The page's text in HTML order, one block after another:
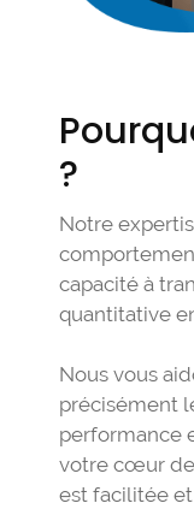
?
Notre
capacité à
quantitative
Nous vous
précisément
performance
votre cœur de
est facilitée